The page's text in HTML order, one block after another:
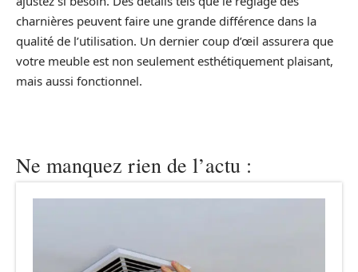
charnières peuvent faire une grande différence dans la
qualité de l’utilisation. Un dernier coup d’œil assurera que
votre meuble est non seulement esthétiquement plaisant,
mais aussi fonctionnel.
Ne manquez rien de l’actu :